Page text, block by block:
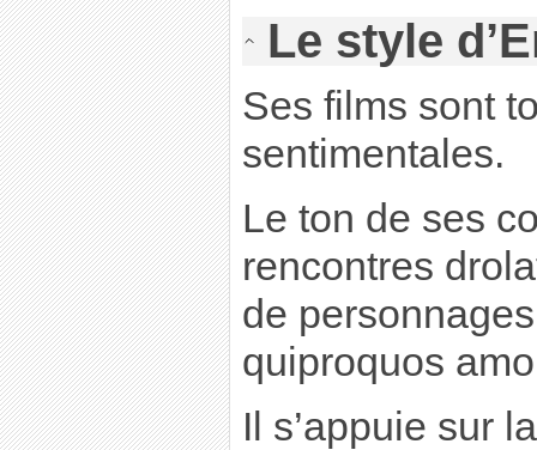
Le style
Ses films sont
sentimentales.
Le ton de ses
rencontres
de
quiproquos
Il s’appuie sur